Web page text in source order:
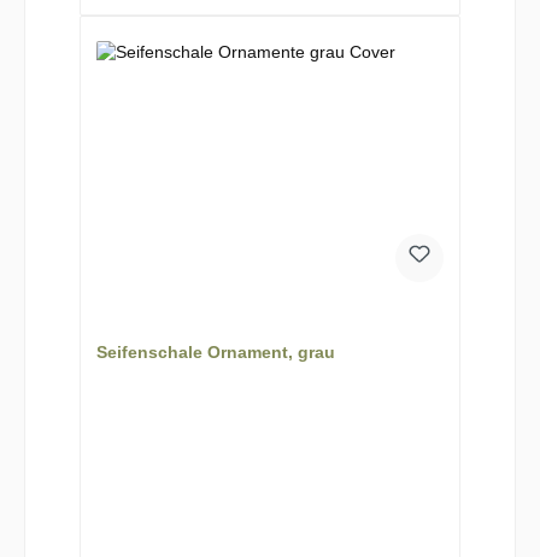
Seifenschale Ornament, grau